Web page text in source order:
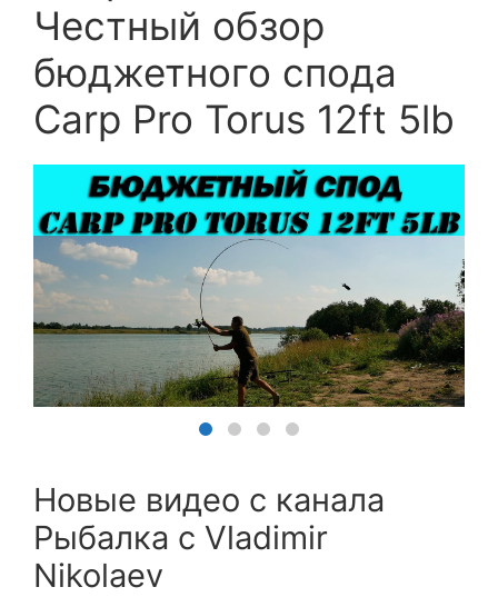
Честный обзор
бюджетного спода
Carp Pro Torus 12ft 5lb
Новые видео с канала
Рыбалка с Vladimir
Nikolaev